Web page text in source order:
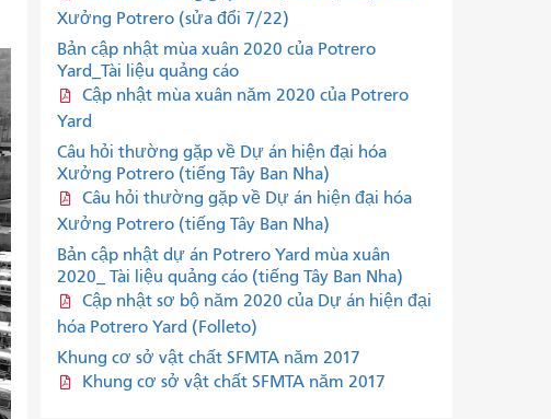
Xưởng Potrero (sửa đổi 7/22)
Bản cập nhật mùa xuân 2020 của Potrero
Yard_Tài liệu quảng cáo
Cập nhật mùa xuân năm 2020 của Potrero
Yard
Câu hỏi thường gặp về Dự án hiện đại hóa
Xưởng Potrero (tiếng Tây Ban Nha)
Câu hỏi thường gặp về Dự án hiện đại hóa
Xưởng Potrero (tiếng Tây Ban Nha)
Bản cập nhật dự án Potrero Yard mùa xuân
2020_ Tài liệu quảng cáo (tiếng Tây Ban Nha)
Cập nhật sơ bộ năm 2020 của Dự án hiện đại
hóa Potrero Yard (Folleto)
Khung cơ sở vật chất SFMTA năm 2017
Khung cơ sở vật chất SFMTA năm 2017